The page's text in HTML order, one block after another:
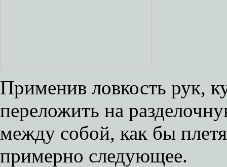
Применив ловкость рук,
переложить на
между собой, как бы
примерно следующее.